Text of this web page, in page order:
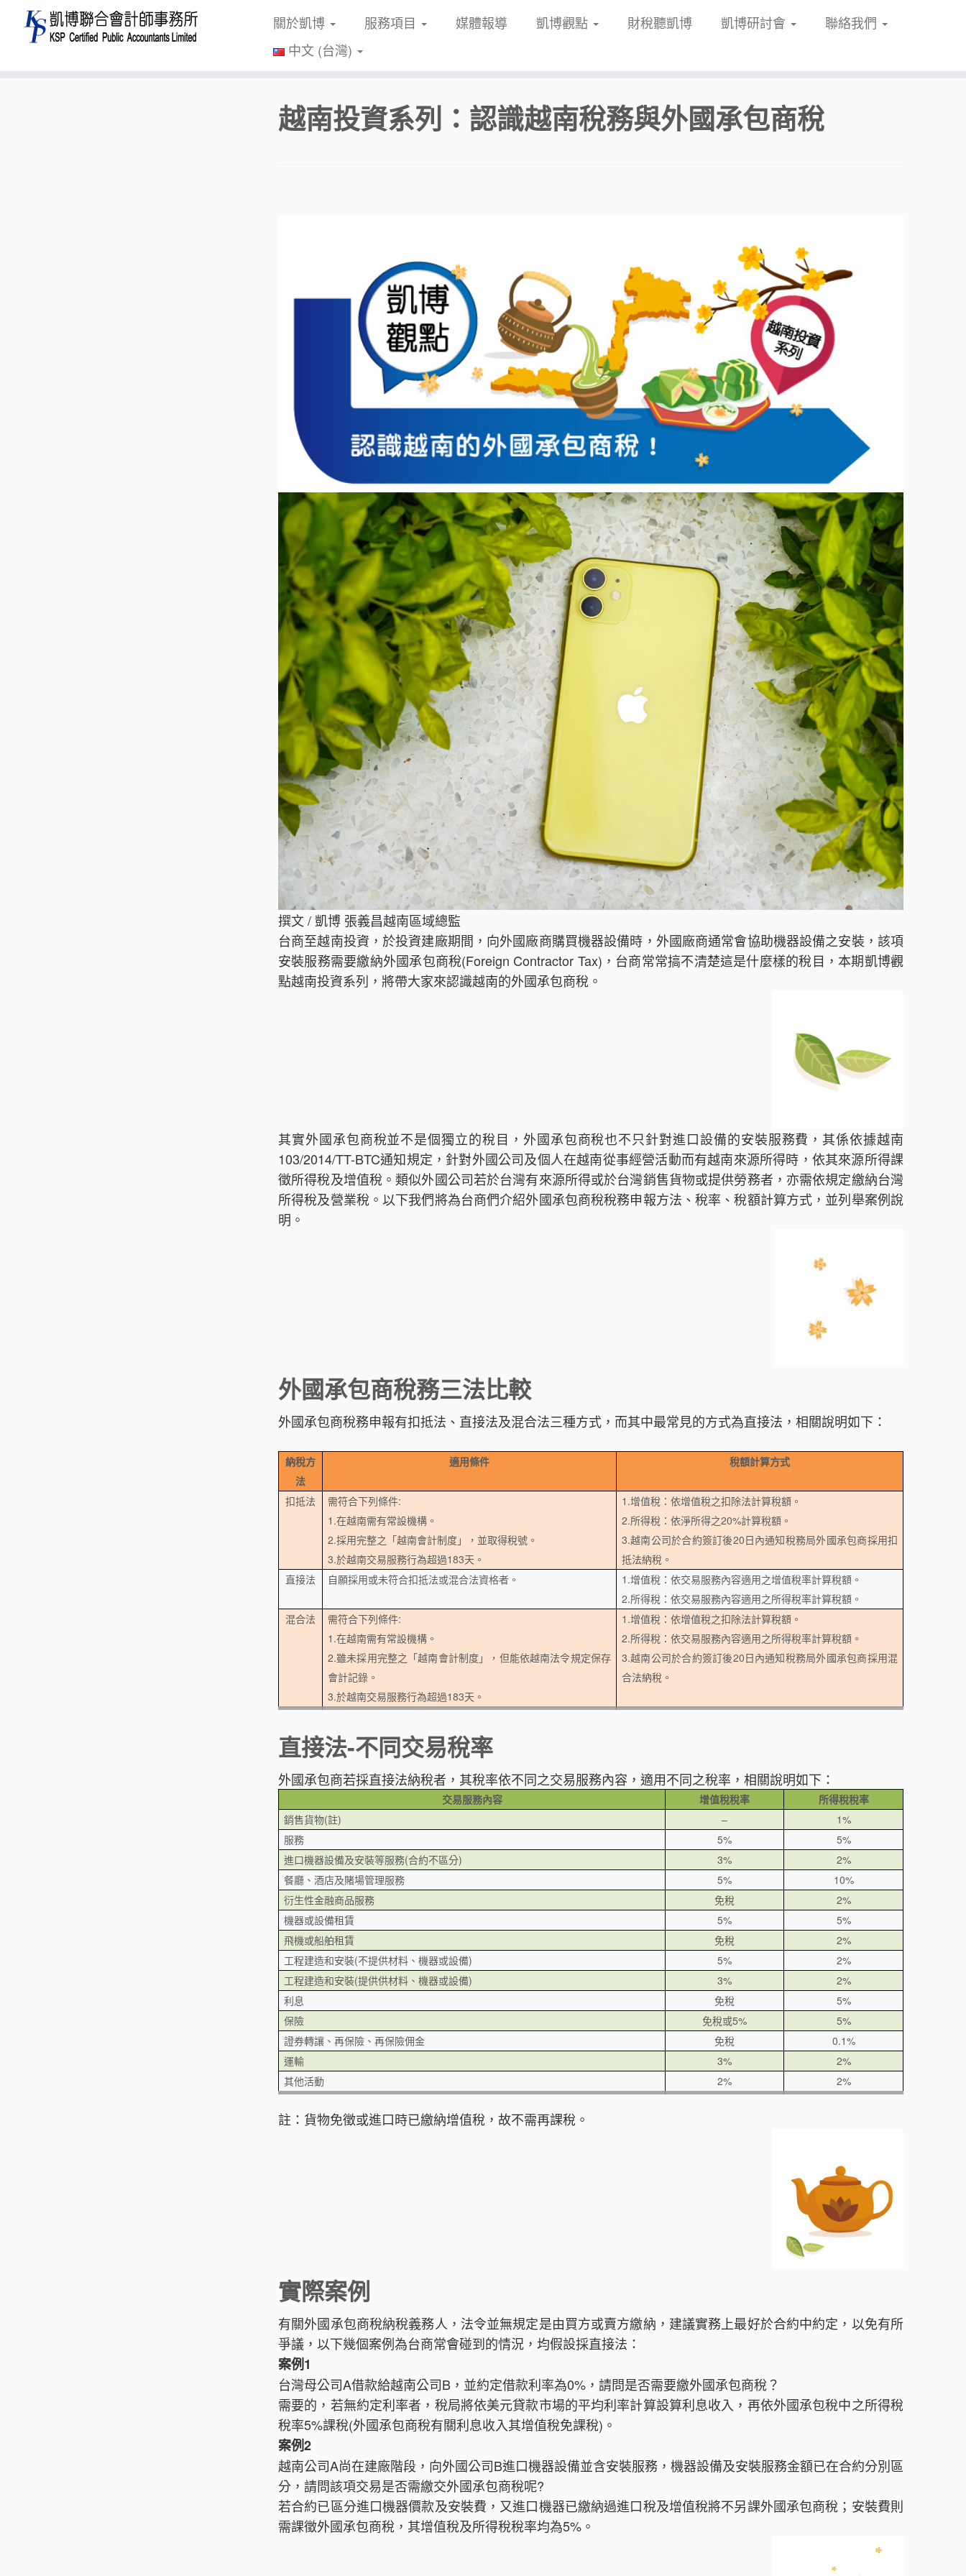
關於凱博 服務項目 媒體報導 凱博觀點 財稅聽凱博 凱博研討會
聯絡我們
中文 (台灣)
越南投資系列：認識越南稅務與外國承包商稅
撰文 / 凱博 張義昌越南區域總監
台商至越南投資，於投資建廠期間，向外國廠商購買機器設備時，外國廠商通常會協助機器設備之安裝，該項
安裝服務需要繳納外國承包商稅(Foreign Contractor Tax)，台商常常搞不清楚這是什麼樣的稅目，本期凱博觀
點越南投資系列，將帶大家來認識越南的外國承包商稅。
其實外國承包商稅並不是個獨立的稅目，外國承包商稅也不只針對進口設備的安裝服務費，其係依據越南
103/2014/TT-BTC通知規定，針對外國公司及個人在越南從事經營活動而有越南來源所得時，依其來源所得課
徵所得稅及增值稅。類似外國公司若於台灣有來源所得或於台灣銷售貨物或提供勞務者，亦需依規定繳納台灣
所得稅及營業稅。以下我們將為台商們介紹外國承包商稅稅務申報方法、稅率、稅額計算方式，並列舉案例說
明。
外國承包商稅務三法比較
外國承包商稅務申報有扣抵法、直接法及混合法三種方式，而其中最常見的方式為直接法，相關說明如下：
納稅方
法
適用條件 稅額計算方式
扣抵法
需符合下列條件:
1.在越南需有常設機構。
2.採用完整之「越南會計制度」，並取得稅號。
3.於越南交易服務行為超過183天。
1.增值稅：依增值稅之扣除法計算稅額。
2.所得稅：依淨所得之20%計算稅額。
3.越南公司於合約簽訂後20日內通知稅務局外國承包商採用扣
抵法納稅。
直接法
自願採用或未符合扣抵法或混合法資格者。
1.增值稅：依交易服務內容適用之增值稅率計算稅額。
2.所得稅：依交易服務內容適用之所得稅率計算稅額。
混合法
需符合下列條件:
1.在越南需有常設機構。
2.雖未採用完整之「越南會計制度」，但能依越南法令規定保存
會計記錄。
3.於越南交易服務行為超過183天。
1.增值稅：依增值稅之扣除法計算稅額。
2.所得稅：依交易服務內容適用之所得稅率計算稅額。
3.越南公司於合約簽訂後20日內通知稅務局外國承包商採用混
合法納稅。
直接法-不同交易稅率
外國承包商若採直接法納稅者，其稅率依不同之交易服務內容，適用不同之稅率，相關說明如下：
交易服務內容 增值稅稅率
所得稅稅率
銷售貨物(註)
–
1%
服務
5%
5%
進口機器設備及安裝等服務(合約不區分)
3%
2%
餐廳、酒店及賭場管理服務
5%
10%
衍生性金融商品服務
免稅
2%
機器或設備租賃
5%
5%
飛機或船舶租賃
免稅
2%
工程建造和安裝(不提供材料、機器或設備)
5%
2%
工程建造和安裝(提供供材料、機器或設備)
3%
2%
利息
免稅
5%
保險
免稅或5%
5%
證券轉讓、再保險、再保險佣金
免稅
0.1%
運輸
3%
2%
其他活動
2% 2%
註：貨物免徵或進口時已繳納增值稅，故不需再課稅。
實際案例
有關外國承包商稅納稅義務人，法令並無規定是由買方或賣方繳納，建議實務上最好於合約中約定，以免有所
爭議，以下幾個案例為台商常會碰到的情況，均假設採直接法：
案例1
台灣母公司A借款給越南公司B，並約定借款利率為0%，請問是否需要繳外國承包商稅？
需要的，若無約定利率者，稅局將依美元貸款市場的平均利率計算設算利息收入，再依外國承包稅中之所得稅
稅率5%課稅(外國承包商稅有關利息收入其增值稅免課稅)。
案例2
越南公司A尚在建廠階段，向外國公司B進口機器設備並含安裝服務，機器設備及安裝服務金額已在合約分別區
分，請問該項交易是否需繳交外國承包商稅呢?
若合約已區分進口機器價款及安裝費，又進口機器已繳納過進口稅及增值稅將不另課外國承包商稅；安裝費則
需課徵外國承包商稅，其增值稅及所得稅稅率均為5%。